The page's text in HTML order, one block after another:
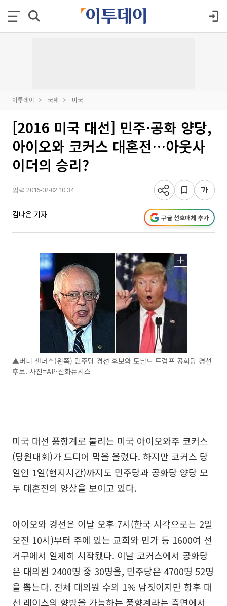
이투데이 국제 미국
[2016 미국 대선] 민주·공화 양당,
아이오와 코커스 대혼전…아웃사
이더의 승리?
입력 2016-02-02 10:34
김나은 기자 구글 선호매체 추가
▲버니 샌더스(왼쪽) 민주당 경선 후보와 도널드 트럼프 공화당 경선
후보. 사진=AP·신화뉴시스
미국 대선 풍항계로 불리는 미국 아이오와주 코커스
(당원대회)가 드디어 막을 올렸다. 하지만 코커스 당
일인 1일(현지시간)까지도 민주당과 공화당 양당 모
두 대혼전의 양상을 보이고 있다.
아이오와 경선은 이날 오후 7시(한국 시각으로는 2일
오전 10시)부터 주에 있는 교회와 민가 등 1600여 선
거구에서 일제히 시작됐다. 이날 코커스에서 공화당
은 대의원 2400명 중 30명을, 민주당은 4700명 52명
을 뽑는다. 전체 대의원 수의 1% 남짓이지만 향후 대
선 레이스의 향방을 가늠하는 풍향계라는 측면에서